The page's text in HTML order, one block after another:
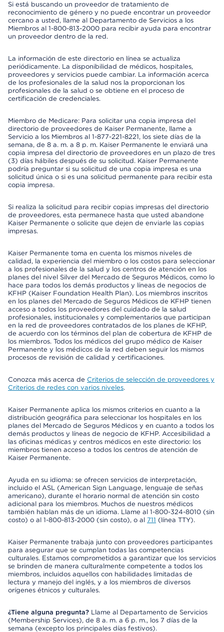
Si está buscando un proveedor de tratamiento de
reconocimiento de género y no puede encontrar un proveedor
cercano a usted, llame al Departamento de Servicios a los
Miembros al 1-800-813-2000 para recibir ayuda para encontrar
un proveedor dentro de la red.
La información de este directorio en línea se actualiza
periódicamente. La disponibilidad de médicos, hospitales,
proveedores y servicios puede cambiar. La información acerca
de los profesionales de la salud nos la proporcionan los
profesionales de la salud o se obtiene en el proceso de
certificación de credenciales.
Miembro de Medicare: Para solicitar una copia impresa del
directorio de proveedores de Kaiser Permanente, llame a
Servicio a los Miembros al 1-877-221-8221, los siete días de la
semana, de 8 a. m. a 8 p. m. Kaiser Permanente le enviará una
copia impresa del directorio de proveedores en un plazo de tres
(3) días hábiles después de su solicitud. Kaiser Permanente
podría preguntar si su solicitud de una copia impresa es una
solicitud única o si es una solicitud permanente para recibir esta
copia impresa.
Si realiza la solicitud para recibir copias impresas del directorio
de proveedores, esta permanece hasta que usted abandone
Kaiser Permanente o solicite que dejen de enviarle las copias
impresas.
Kaiser Permanente toma en cuenta los mismos niveles de
calidad, la experiencia del miembro o los costos para seleccionar
a los profesionales de la salud y los centros de atención en los
planes del nivel Silver del Mercado de Seguros Médicos, como lo
hace para todos los demás productos y líneas de negocios de
KFHP (Kaiser Foundation Health Plan). Los miembros inscritos
en los planes del Mercado de Seguros Médicos de KFHP tienen
acceso a todos los proveedores del cuidado de la salud
profesionales, institucionales y complementarios que participan
en la red de proveedores contratados de los planes de KFHP,
de acuerdo con los términos del plan de cobertura de KFHP de
los miembros. Todos los médicos del grupo médico de Kaiser
Permanente y los médicos de la red deben seguir los mismos
procesos de revisión de calidad y certificaciones.
Conozca más acerca de Criterios de selección de proveedores y
Criterios de redes con varios niveles.
Kaiser Permanente aplica los mismos criterios en cuanto a la
distribución geográfica para seleccionar los hospitales en los
planes del Mercado de Seguros Médicos y en cuanto a todos los
demás productos y líneas de negocio de KFHP. Accesibilidad a
las oficinas médicas y centros médicos en este directorio: los
miembros tienen acceso a todos los centros de atención de
Kaiser Permanente.
Ayuda en su idioma: se ofrecen servicios de interpretación,
incluido el ASL (American Sign Language, lenguaje de señas
americano), durante el horario normal de atención sin costo
adicional para los miembros. Muchos de nuestros médicos
también hablan más de un idioma. Llame al 1-800-324-8010 (sin
costo) o al 1-800-813-2000 (sin costo), o al 711 (línea TTY).
Kaiser Permanente trabaja junto con proveedores participantes
para asegurar que se cumplan todas las competencias
culturales. Estamos comprometidos a garantizar que los servicios
se brinden de manera culturalmente competente a todos los
miembros, incluidos aquellos con habilidades limitadas de
lectura y manejo del inglés, y a los miembros de diversos
orígenes étnicos y culturales.
¿Tiene alguna pregunta? Llame al Departamento de Servicios
(Membership Services), de 8 a. m. a 6 p. m., los 7 días de la
semana (excepto los principales días festivos).